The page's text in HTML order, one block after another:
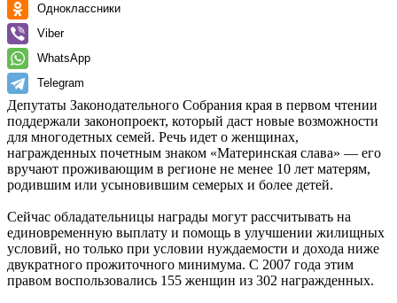
Одноклассники
Viber
WhatsApp
Telegram
Депутаты Законодательного Собрания края в первом чтении
поддержали законопроект, который даст новые возможности
для многодетных семей. Речь идет о женщинах,
награжденных почетным знаком «Материнская слава» — его
вручают проживающим в регионе не менее 10 лет матерям,
родившим или усыновившим семерых и более детей.
Сейчас обладательницы награды могут рассчитывать на
единовременную выплату и помощь в улучшении жилищных
условий, но только при условии нуждаемости и дохода ниже
двукратного прожиточного минимума. С 2007 года этим
правом воспользовались 155 женщин из 302 награжденных.